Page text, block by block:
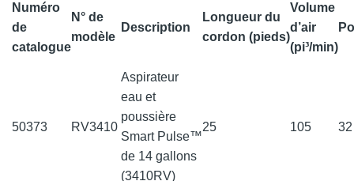
Numéro
de
catalogue
N° de
modèle
Description
Longueur du
cordon (pieds)
Volume
d’air
(pi³/min)
50373 RV3410
Aspirateur
eau et
poussière
Smart Pulse™
de 14 gallons
(3410RV)
25 105